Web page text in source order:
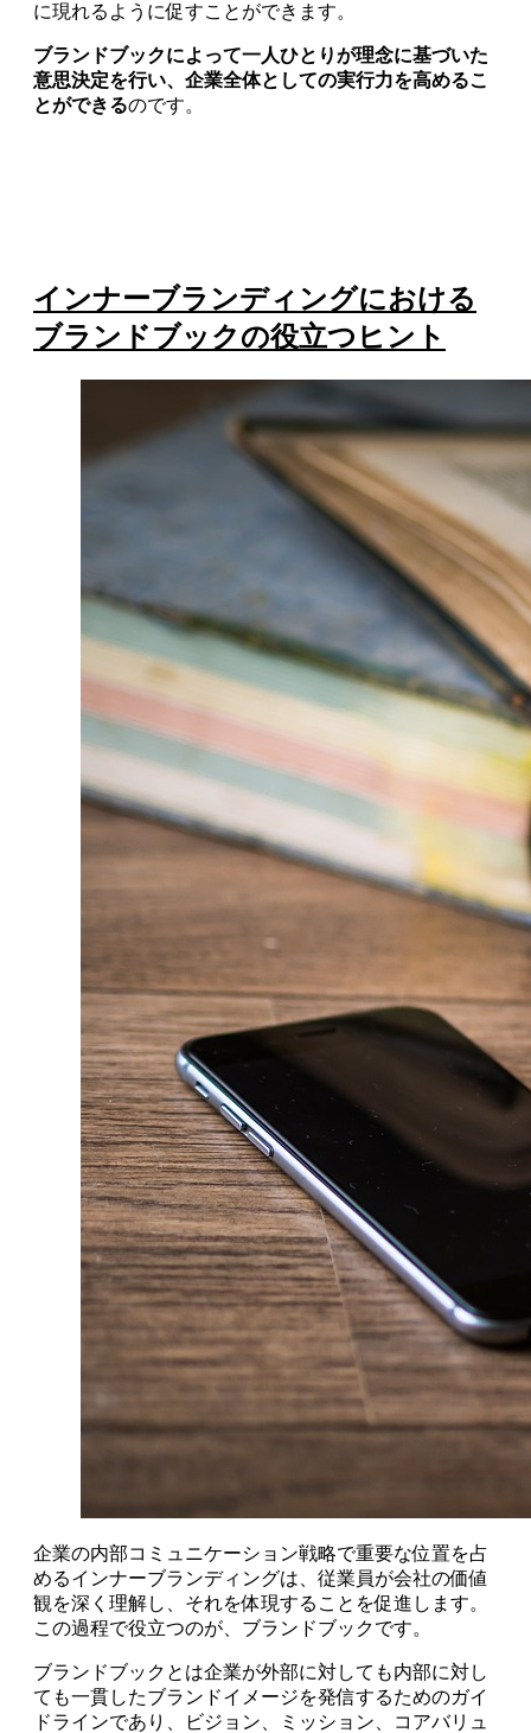
に現れるように促すことができます。
ブランドブックによって一人ひとりが理念に基づいた
意思決定を行い、企業全体としての実行力を高めるこ
とができるのです。
インナーブランディングにおける
ブランドブックの役立つヒント
企業の内部コミュニケーション戦略で重要な位置を占
めるインナーブランディングは、従業員が会社の価値
観を深く理解し、それを体現することを促進します。
この過程で役立つのが、ブランドブックです。
ブランドブックとは企業が外部に対しても内部に対し
ても一貫したブランドイメージを発信するためのガイ
ドラインであり、ビジョン、ミッション、コアバリュ